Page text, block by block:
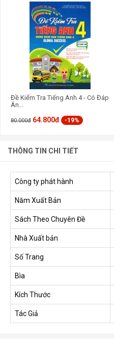
Đề Kiểm Tra Tiếng Anh 4 - Có Đáp
Án...
80.000đ 64.800đ -19%
THÔNG TIN CHI TIẾT
Công ty phát hành
Năm Xuất Bản
Sách Theo Chuyên Đề
Nhà Xuất bản
Số Trang
Bìa
Kích Thước
Tác Giả